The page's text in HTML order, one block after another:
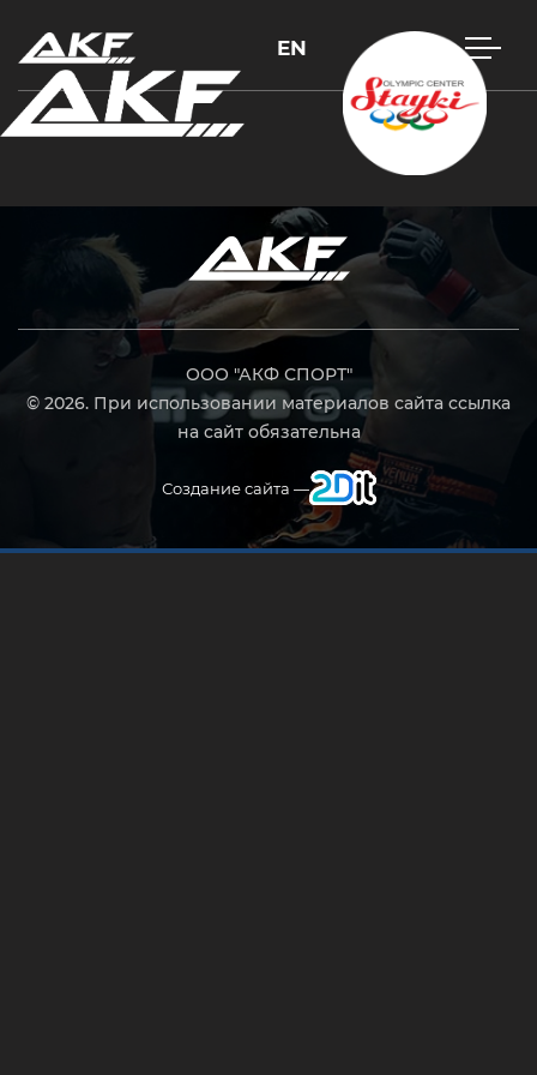
EN
ООО "АКФ СПОРТ"
© 2026. При использовании материалов сайта ссылка
на сайт обязательна
Создание сайта —
Нажмите Enter для поиска или Esc, чтобы закрыть